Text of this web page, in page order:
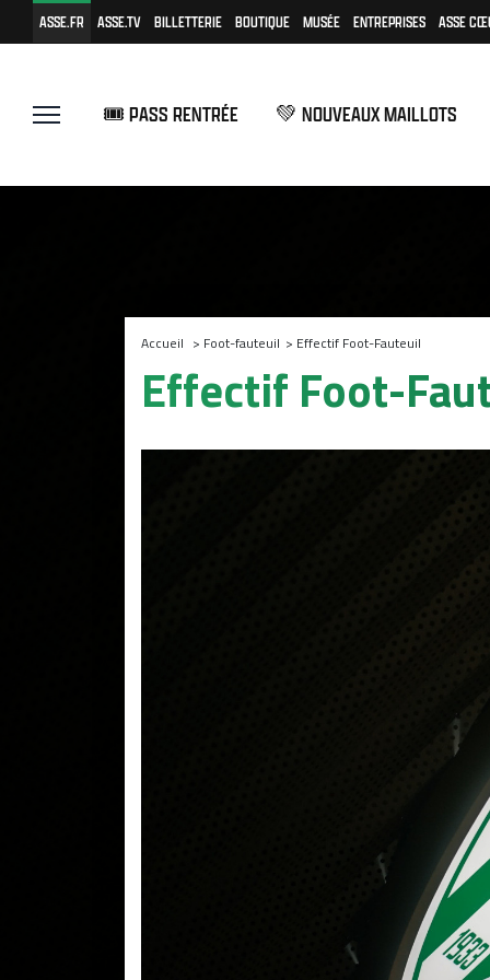
ASSE.FR ASSE.TV BILLETTERIE BOUTIQUE MUSÉE ENTREPRISES ASSE
🎟️ PASS RENTRÉE 💚 NOUVEAUX MAILLOTS
Accueil > Foot-fauteuil > Effectif Foot-Fauteuil
Effectif Foot-